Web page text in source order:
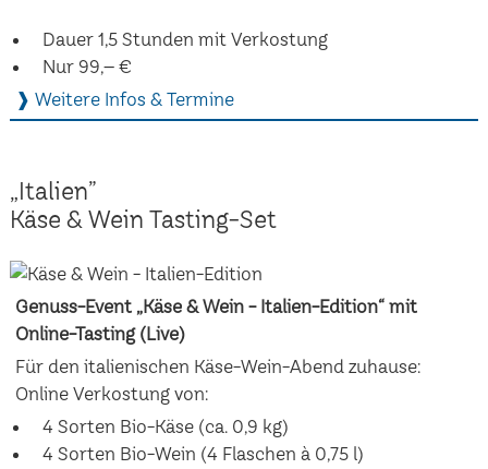
Dauer 1,5 Stunden mit Verkostung
Nur 99,– €
❱ Weitere Infos & Termine
„Italien”
Käse & Wein Tasting-Set
Genuss-Event „Käse & Wein - Italien-Edition“ mit
Online-Tasting (Live)
Für den italienischen Käse-Wein-Abend zuhause:
Online Verkostung von:
4 Sorten Bio-Käse (ca. 0,9 kg)
4 Sorten Bio-Wein (4 Flaschen à 0,75 l)